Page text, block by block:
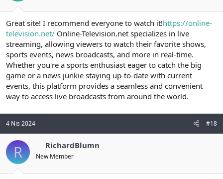
Great site! I recommend everyone to watch it!https://online-
television.net/ Online-Television.net specializes in live
streaming, allowing viewers to watch their favorite shows,
sports events, news broadcasts, and more in real-time.
Whether you're a sports enthusiast eager to catch the big
game or a news junkie staying up-to-date with current
events, this platform provides a seamless and convenient
way to access live broadcasts from around the world.
4 Nis 2024 #18
R RichardBlumn
New Member